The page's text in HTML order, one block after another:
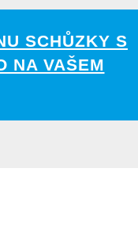
SCHŮZKY S
NA VAŠEM